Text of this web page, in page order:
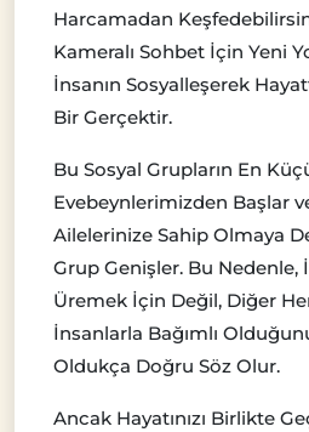
Harcamadan
Kameralı Sohbet İçin Yeni
İnsanın Sosyalleşerek
Bir Gerçektir.
Bu Sosyal Grupların En
Evebeynlerimizden Başlar
Ailelerinize Sahip Olmaya
Grup Genişler. Bu Nedenle,
Üremek İçin Değil, Diğer
İnsanlarla Bağımlı
Oldukça Doğru Söz Olur.
Ancak Hayatınızı Birlikte